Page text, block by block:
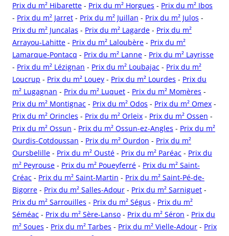
Prix du m² Hibarette - Prix du m² Horgues - Prix du m² Ibos
- Prix du m² Jarret - Prix du m² Juillan - Prix du m² Julos -
Prix du m² Juncalas - Prix du m² Lagarde - Prix du m²
Arrayou-Lahitte - Prix du m² Laloubère - Prix du m²
Lamarque-Pontacq - Prix du m² Lanne - Prix du m² Layrisse
- Prix du m² Lézignan - Prix du m² Loubajac - Prix du m²
Loucrup - Prix du m² Louey - Prix du m² Lourdes - Prix du
m² Lugagnan - Prix du m² Luquet - Prix du m² Momères -
Prix du m² Montignac - Prix du m² Odos - Prix du m² Omex -
Prix du m² Orincles - Prix du m² Orleix - Prix du m² Ossen -
Prix du m² Ossun - Prix du m² Ossun-ez-Angles - Prix du m²
Ourdis-Cotdoussan - Prix du m² Ourdon - Prix du m²
Oursbelille - Prix du m² Ousté - Prix du m² Paréac - Prix du
m² Peyrouse - Prix du m² Poueyferré - Prix du m² Saint-
Créac - Prix du m² Saint-Martin - Prix du m² Saint-Pé-de-
Bigorre - Prix du m² Salles-Adour - Prix du m² Sarniguet -
Prix du m² Sarrouilles - Prix du m² Ségus - Prix du m²
Séméac - Prix du m² Sère-Lanso - Prix du m² Séron - Prix du
m² Soues - Prix du m² Tarbes - Prix du m² Vielle-Adour - Prix